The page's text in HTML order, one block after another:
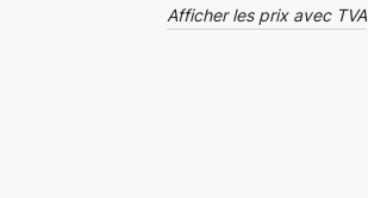
Afficher les prix avec TVA